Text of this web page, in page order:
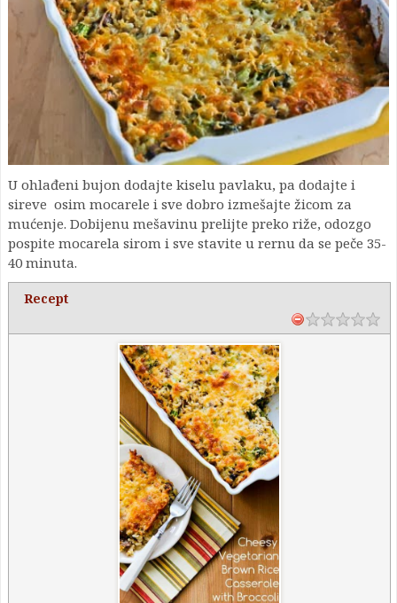
U ohlađeni bujon dodajte kiselu pavlaku, pa dodajte i
sireve osim mocarele i sve dobro izmešajte žicom za
mućenje. Dobijenu mešavinu prelijte preko riže, odozgo
pospite mocarela sirom i sve stavite u rernu da se peče 35-
40 minuta.
Recept